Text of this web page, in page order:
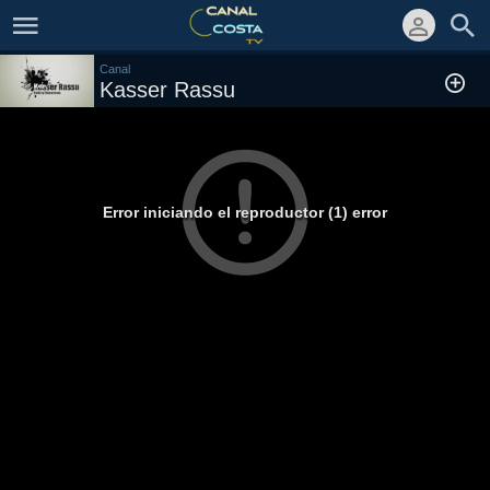
Canal
Kasser Rassu
Error iniciando el reproductor (1) error